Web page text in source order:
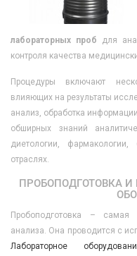
лабораторных проб для
контроля качества
Процедуры включают
влияющих на результаты
анализ, обработка
обширных знаний
диетологии,
отраслях.
ПРОБОПОДГОТОВКА
Пробоподготовка – самая
анализа. Она проводится с
Лабораторное